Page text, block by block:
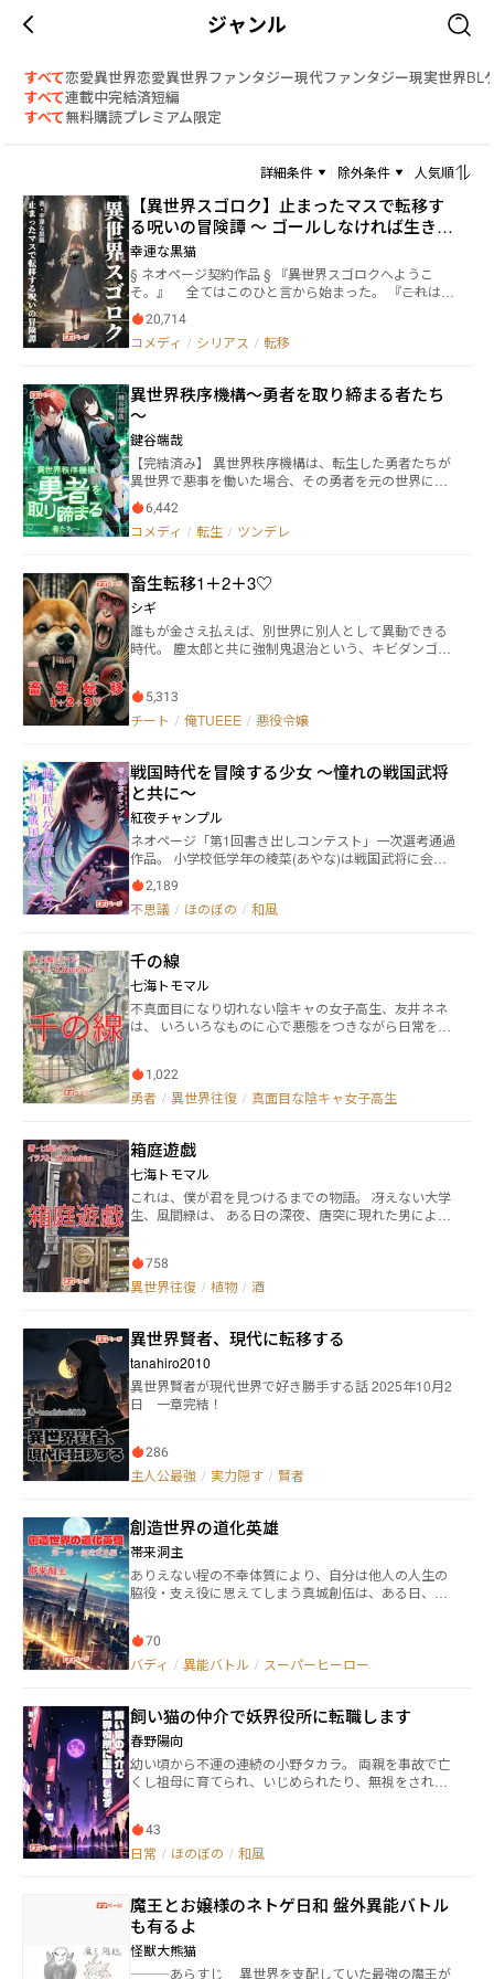
ジャンル
すべて恋愛異世界恋愛異世界ファンタジー現代ファンタジー現実世界BL
すべて連載中完結済短編
すべて無料購読プレミアム限定
詳細条件 除外条件 人気順
【異世界スゴロク】止まったマスで転移す
る呪いの冒険譚 ～ ゴールしなければ生き残
れない～
幸運な黒猫
§ ネオページ契約作品 § 『――異世界スゴロクへようこ
そ。』 全てはこのひと言から始まった。 『――これは、
ゴールを目指しながら様々な世界を旅するゲームで
す。』 僕らは密室に閉じ込められ、このスゴロクを
クリアしないと、ここからでる事ができない状況に置
回し、様々な世界へ転移してミッションをクリアしな
ければ戻って来られないルールだ。 誰がこんなゲー
ムを仕掛けたのか？ その目的は？ 動機は？ そ
して、僕らが選ばれた理由は？ 全てが謎に包まれた
まま、危険と隣り合わせの冒険に足を踏み入れる。
……はたして、生きてこの部屋からでられるのだろう
か？ 2025/07/07 連載開始！
20,714
コメディ / シリアス / 転移
異世界秩序機構～勇者を取り締まる者たち
～
鍵谷端哉
【完結済み】 異世界秩序機構は、転生した勇者たちが
異世界で悪事を働いた場合、その勇者を元の世界に連
れ戻すために設立された組織である。 吉崎恵介（よし
ざき けいすけ）は、高校に通いながらその異世界秩序
機構でアルバイトをしている。 彼がこの仕事を引き受
が突然姿を消してしまう。残されたのは、幼馴染が乗
っていた自転車のみ。 どこを探しても幼馴染の姿は見
つからず、何の手がかりもなかった。 そんな中、恵介
は異世界秩序機構にスカウトされ、異世界秩序機構の
一員として転生した勇者たちを取り締まる仕事に携わ
は、幼馴染が異世界に転生したのではないかと考える
異世界を行き来しながら幼馴染の行方を追う恵介。 相
棒の北條院 結姫（ほうじょういん ゆいひめ）と共に、
介は幼馴染を探し続ける。しかし、異世界で起きる出
来事は次第に彼を新たな謎へと導いていく。 果たし
て、幼馴染を見つけることはできるのか？そして、幼
馴染が異世界に転生したその理由とは？
6,442
コメディ / 転生 / ツンデレ
畜生転移1＋2＋3♡
シギ
誰もが金さえ払えば、別世界に別人として異動できる
時代。 塵太郎と共に強制鬼退治という、キビダンゴの
だが、ここにひとつの問題があった。なぜなら動物だ
から金が無いのだ！ そんな問題を抱える彼らは果たし
る！ 飼っていたウサギに２度も逃亡された作者が送
る、感動のアニマル転移ダークファンタジー（腹黒い
妄想）！ ── この『1(無印)』に＋(プラス)して、後の
猿三郎を主人公とした恋愛物語である『２』と、雉四
郎を主人公とした悪役令嬢物語の『３』のお話を合わ
せたお得増量マルチパックでございます。 ── This w
ork is also published on RoyalRoad by the same auth
or.
5,313
チート / 俺TUEEE / 悪役令嬢
戦国時代を冒険する少女 〜憧れの戦国武将
と共に〜
紅夜チャンプル
ネオページ「第1回書き出しコンテスト」一次選考通過
作品。 小学校低学年の綾菜(あやな)は戦国武将に会い
たいという夢がある。 ある晩に目が覚めた綾菜。何と
周り一面が焼け野原であった。そこに現れし馬に乗っ
た武将。綾菜がその武将の馬に乗せてもらって、戦国
ていく綾菜だが、運命の出会いが彼女を待つ。 綾菜は
「人の心」の大切さを教えてくれたお兄さん武将に心
惹かれ、夢の中で恋に落ちる。 綾菜の他にも戦国時代
の夢を見る同級生がおり、彼らが冒険する中で様々な
戦(いくさ)を乗り越えてゆく。 全ての戦(いくさ)は天下
生きていくために本当に必要なものが何なのかが問わ
れる。 彼らは何故夢で戦国時代に行くことになったの
か、そして綾菜が恋に落ちた武将との運命は……？ ※
のあるファンタジーです。しっかりとした歴史ジャン
ルとはまた異なるのでご了承ください。 参考文献 ・角
川まんが学習シリーズ『日本の歴史』 (第7巻 戦国大
名の登場、第8巻 天下統一の戦い) KADOKAWA 2021
年 ・角川まんが学習シリーズ『まんが人物伝』 (織
伝 上杉謙信) ポプラ社 2024年 (75 戦国人物伝 柴田
勝家) ポプラ社 2023年 ※作品はフィクションであり、
実在の人物・団体とは関係ありません。 ※本作品の無
者に帰属します。
2,189
不思議 / ほのぼの / 和風
千の線
七海トモマル
不真面目になり切れない陰キャの女子高生、友井ネネ
は、 いろいろなものに心で悪態をつきながら日常を過
かわいいの欠片もない名前を付ける。 螺子ネズミはネ
ネは線を操れるという。 ネネと螺子ネズミは、不思議
た女子高生の物語。
1,022
勇者 / 異世界往復 / 真面目な陰キャ女子高生
箱庭遊戯
七海トモマル
これは、僕が君を見つけるまでの物語。 冴えない大学
生、風間緑は、 ある日の深夜、唐突に現れた男によっ
で風間緑は、新たな名前と姿を持って、 異世界と現実
世界を往復することになる。 彼は何を経験し、何を見
758
異世界往復 / 植物 / 酒
異世界賢者、現代に転移する
tanahiro2010
異世界賢者が現代世界で好き勝手する話 2025年10月2
日 一章完結！
286
主人公最強 / 実力隠す / 賢者
創造世界の道化英雄
帯来洞主
ありえない程の不幸体質により、自分は他人の人生の
脇役・支え役に思えてしまう真城創伍は、ある日、血
界"からやって来たという少女は「創伍を主人公にして
あげる」と言うが……少女の邂逅と同時、世界各地に
ーが集結する異世界を舞台に、主人公になりきれない
少年と、主人公にしてあげたい少女が織りなす、想像
力を武器に主人公を目指して闘う群像劇。 想像して創
造せよ、道化の英雄！
70
バディ / 異能バトル / スーパーヒーロー
飼い猫の仲介で妖界役所に転職します
春野陽向
幼い頃から不運の連続の小野タカラ。 両親を事故で亡
くし祖母に育てられ、いじめられたり、無視をされた
ビ、就活をしても不採用の連続。100社目にしてよう
やく採用された会社は、まさかのブラック企業！ 3年
けてうっかり寝過ごしてしまい、目覚めたら3日が経過
していた？！ 鬼部長からの鬼電に恐怖していると、突
然クロが喋りだし、あやかしの猫又になったことをア
ピール。 「新しい仕事を仲介してやるから、ブラック
企業のことは忘れて転職するにゃ！」と、強制的に転
43
日常 / ほのぼの / 和風
魔王とお嬢様のネトゲ日和 盤外異能バトル
も有るよ
怪獣大熊猫
―――あらすじ 異世界を支配していた最強の魔王が